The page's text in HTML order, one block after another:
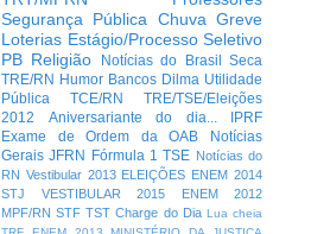
Segurança Pública Chuva Greve
Loterias Estágio/Processo Seletivo
PB Religião Notícias do Brasil
Seca
TRE/RN Humor Bancos Dilma Utilidade
Pública
TCE/RN
TRE/TSE/Eleições
2012
Aniversariante do dia...
IPRF
Exame de Ordem da OAB
Notícias
Gerais JFRN Fórmula 1 TSE Notícias do
RN Vestibular 2013 ELEIÇÕES ENEM 2014
STJ
VESTIBULAR 2015
ENEM 2012
MPF/RN STF TST Charge do Dia Lua cheia